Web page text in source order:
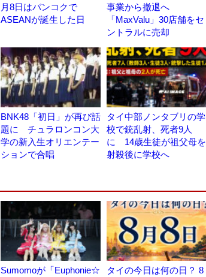
月8日はバンコクで
ASEANが誕生した日
事業から撤退へ
「MaxValu」30店舗をセ
ントラルに売却
BNK48「初日」が再び話
題に チュラロンコン大
学の新入生オリエンテー
ションで合唱
タイ中部ノンタブリの学
校で銃乱射、死者9人
に 14歳生徒が祖父母を
射殺後に学校へ
Sumomoが「Euphonie☆
タイの今日は何の日？ 8